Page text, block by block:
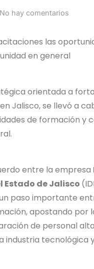
No hay comentarios
las
en general
orientada a
Jalisco, se llevó a
de formación y
entre la empresa
Estado de Jalisco
paso importante
apostando por
de personal
industria tecnológica